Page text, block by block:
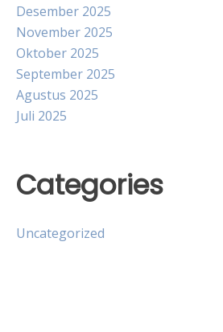
Desember 2025
November 2025
Oktober 2025
September 2025
Agustus 2025
Juli 2025
Categories
Uncategorized